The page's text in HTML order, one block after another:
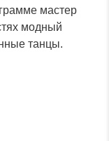
мастер
модный
танцы.